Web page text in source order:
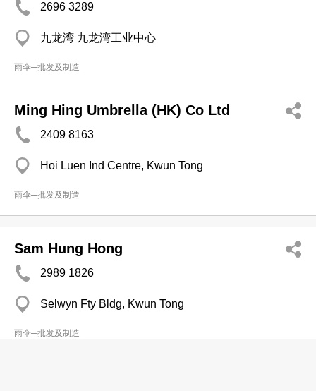
2696 3289
九龙湾 九龙湾工业中心
雨伞─批发及制造
Ming Hing Umbrella (HK) Co Ltd
2409 8163
Hoi Luen Ind Centre, Kwun Tong
雨伞─批发及制造
Sam Hung Hong
2989 1826
Selwyn Fty Bldg, Kwun Tong
雨伞─批发及制造